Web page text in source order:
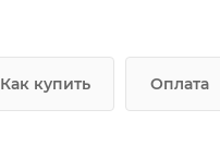
Как купить Оплата